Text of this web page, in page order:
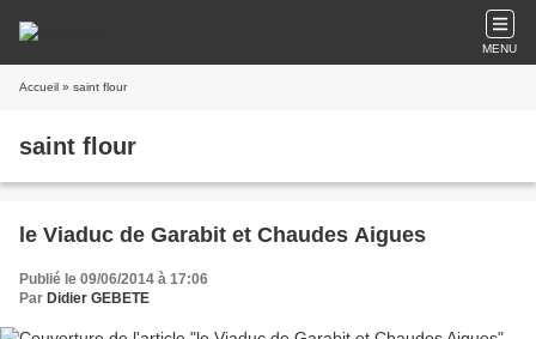
MENU
Accueil » saint flour
saint flour
le Viaduc de Garabit et Chaudes Aigues
Publié le 09/06/2014 à 17:06
Par Didier GEBETE